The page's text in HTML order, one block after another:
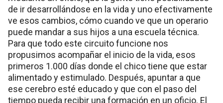
de ir desarrollándose en la vida y uno efectivamente
ve esos cambios, cómo cuando ve que un operario
puede mandar a sus hijos a una escuela técnica.
Para que todo este circuito funcione nos
propusimos acompañar el inicio de la vida, esos
primeros 1.000 días donde el chico tiene que estar
alimentado y estimulado. Después, apuntar a que
ese cerebro esté educado y que con el paso del
tiempo pueda recibir una formación en un oficio. El